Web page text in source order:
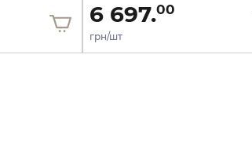
6 697.00
грн/шт